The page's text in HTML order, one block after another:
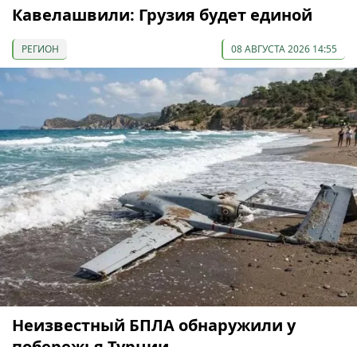
Кавелашвили: Грузия будет единой
РЕГИОН 08 АВГУСТА 2026 14:55
Неизвестный БПЛА обнаружили у